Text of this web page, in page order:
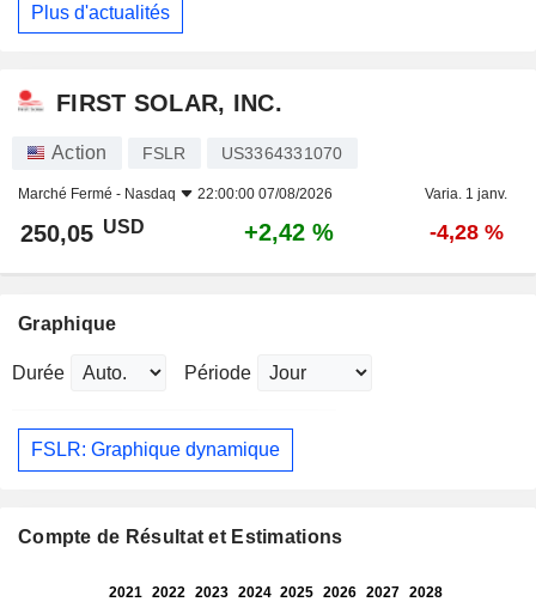
Plus d'actualités
FIRST SOLAR, INC.
Action FSLR US3364331070
Marché Fermé - Nasdaq 22:00:00 07/08/2026 Varia. 1 janv.
250,05 USD +2,42 % -4,28 %
Graphique
Durée Période
FSLR: Graphique dynamique
Compte de Résultat et Estimations